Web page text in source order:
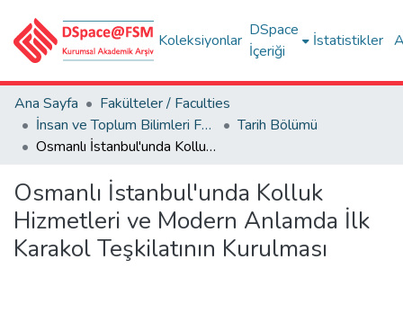
Koleksiyonlar
DSpace
İçeriği
İstatistikler
Ana Sayfa
Fakülteler / Faculties
İnsan ve Toplum Bilimleri Fakültesi / Faculty of Humanities and Social Sciences
Tarih Bölümü
Osmanlı İstanbul'unda Kolluk Hizmetleri ve Modern Anlamda İlk Karakol Teşkilatının Kurulması
Osmanlı İstanbul'unda Kolluk
Hizmetleri ve Modern Anlamda İlk
Karakol Teşkilatının Kurulması